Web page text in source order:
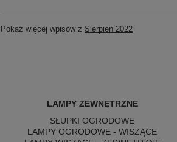
Pokaż więcej wpisów z Sierpień 2022
LAMPY ZEWNĘTRZNE
SŁUPKI OGRODOWE
LAMPY OGRODOWE - WISZĄCE